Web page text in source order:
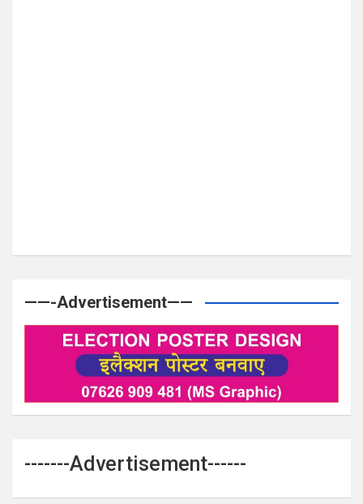
——-Advertisement——
-------Advertisement------